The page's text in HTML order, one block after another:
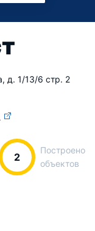
д. 1/13/6 стр. 2
2
Построено
объектов